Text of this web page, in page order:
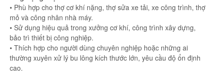
• Phù hợp cho thợ cơ khí nặng, thợ sửa xe tải, xe công trình, thợ
mỏ và công nhân nhà máy.
• Sử dụng hiệu quả trong xưởng cơ khí, công trình xây dựng,
bảo trì thiết bị công nghiệp.
• Thích hợp cho người dùng chuyên nghiệp hoặc những ai
thường xuyên xử lý bu lông kích thước lớn, yêu cầu độ ổn định
cao.